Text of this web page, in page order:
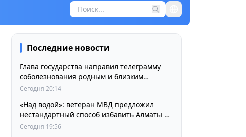
Последние новости
Глава государства направил телеграмму
соболезнования родным и близким
выдающегося кинорежиссера Ардака
Сегодня 20:14
«Над водой»: ветеран МВД предложил
нестандартный способ избавить Алматы от
пробок и смога
Сегодня 19:56